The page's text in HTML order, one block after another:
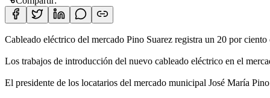
Cableado eléctrico del mercado Pino Suarez registra un 20 por ciento
Los trabajos de introducción del nuevo cableado eléctrico en el
El presidente de los locatarios del mercado municipal José María